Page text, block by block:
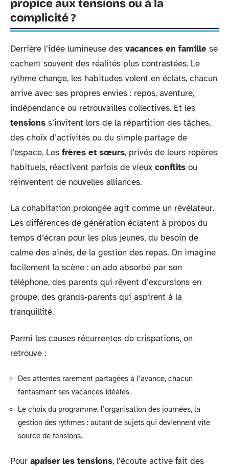
propice aux tensions ou à la
complicité ?
Derrière l’idée lumineuse des vacances en famille se
cachent souvent des réalités plus contrastées. Le
rythme change, les habitudes volent en éclats, chacun
arrive avec ses propres envies : repos, aventure,
indépendance ou retrouvailles collectives. Et les
tensions s’invitent lors de la répartition des tâches,
des choix d’activités ou du simple partage de
l’espace. Les frères et sœurs, privés de leurs repères
habituels, réactivent parfois de vieux conflits ou
réinventent de nouvelles alliances.
La cohabitation prolongée agit comme un révélateur.
Les différences de génération éclatent à propos du
temps d’écran pour les plus jeunes, du besoin de
calme des aînés, de la gestion des repas. On imagine
facilement la scène : un ado absorbé par son
téléphone, des parents qui rêvent d’excursions en
groupe, des grands-parents qui aspirent à la
tranquillité.
Parmi les causes récurrentes de crispations, on
retrouve :
Des attentes rarement partagées à l’avance, chacun
fantasmant ses vacances idéales.
Le choix du programme, l’organisation des journées, la
gestion des rythmes : autant de sujets qui deviennent vite
source de tensions.
Pour apaiser les tensions, l’écoute active fait des